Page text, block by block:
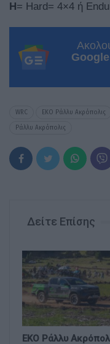
H= Hard= 4×4 ή
WRC ΕΚΟ Ράλλυ Ακρόπολις
Ράλλυ Ακρόπολις
Δείτε Επίσης
EKO Ράλλυ